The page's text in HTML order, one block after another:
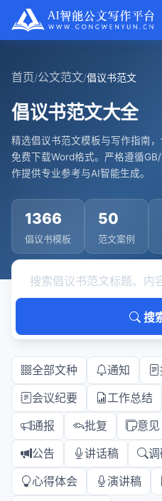
首页/公文范文/倡议书范文
倡议书范文大全
精选倡议书范文模板与写作指南
免费下载Word格式。严格遵循
作提供专业参考与AI智能生成。
1366
倡议书模板
50
范文案例
搜
全部文种 通知
会议纪要
工作总结
通报
批复 意见
公告
讲话稿
心得体会
演讲稿